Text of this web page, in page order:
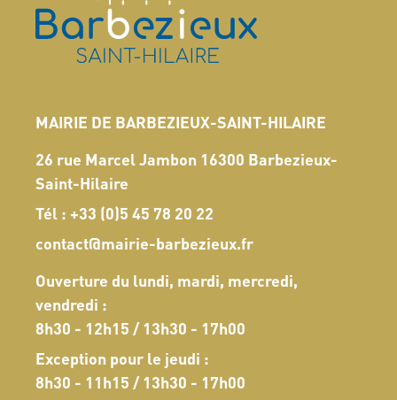
MAIRIE DE BARBEZIEUX-SAINT-HILAIRE
26 rue Marcel Jambon 16300 Barbezieux-
Saint-Hilaire
Tél : +33 (0)5 45 78 20 22
contact@mairie-barbezieux.fr
Ouverture du lundi, mardi, mercredi,
vendredi :
8h30 - 12h15 / 13h30 - 17h00
Exception pour le jeudi :
8h30 - 11h15 / 13h30 - 17h00